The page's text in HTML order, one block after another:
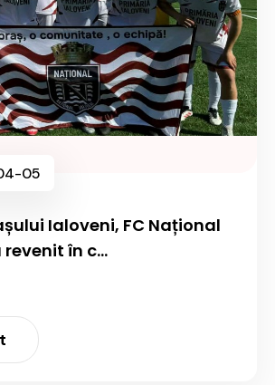
05
Ialoveni, FC Național
în c...